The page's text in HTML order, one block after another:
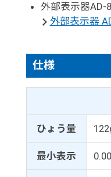
外部表示器AD-
外部表示器
仕様
ひょう量
最小表示